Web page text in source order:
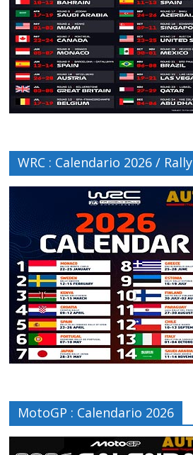
WRC : Calendario 2026 / Rally
MotoGP : Calendario 2026